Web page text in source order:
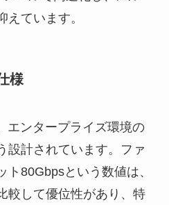
えています。
様
エンタープライズ環境の
設計されています。ファ
ト80Gbpsという数値は、
較して優位性があり、特